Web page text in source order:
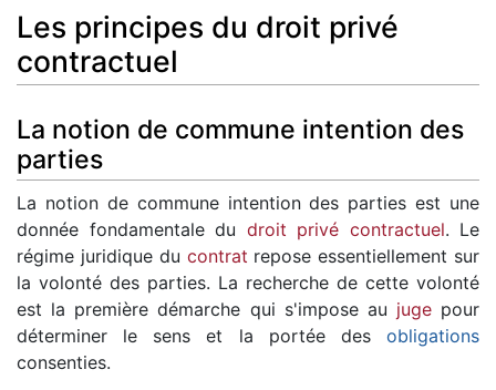
Les principes du droit privé
contractuel
La notion de commune intention des
parties
La notion de commune intention des parties est une
donnée fondamentale du droit privé contractuel. Le
régime juridique du contrat repose essentiellement sur
la volonté des parties. La recherche de cette volonté
est la première démarche qui s'impose au jugepour
déterminer le sens et la portée des obligations
consenties.